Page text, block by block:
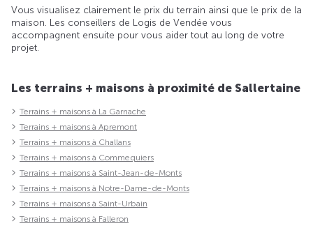
Vous visualisez clairement le prix du terrain ainsi que le prix de la
maison. Les conseillers de Logis de Vendée vous
accompagnent ensuite pour vous aider tout au long de votre
projet.
Les terrains + maisons à proximité de Sallertaine
Terrains + maisons à La Garnache
Terrains + maisons à Apremont
Terrains + maisons à Challans
Terrains + maisons à Commequiers
Terrains + maisons à Saint-Jean-de-Monts
Terrains + maisons à Notre-Dame-de-Monts
Terrains + maisons à Saint-Urbain
Terrains + maisons à Falleron